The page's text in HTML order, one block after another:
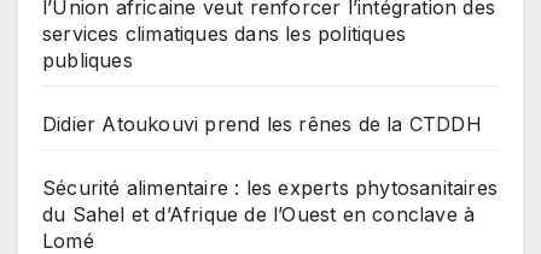
l’Union africaine veut renforcer l’intégration des
services climatiques dans les politiques
publiques
Didier Atoukouvi prend les rênes de la CTDDH
Sécurité alimentaire : les experts phytosanitaires
du Sahel et d’Afrique de l’Ouest en conclave à
Lomé